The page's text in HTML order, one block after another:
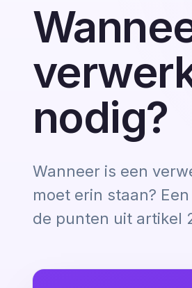
nodig?
Wanneer is een
moet erin staan?
de punten uit artikel